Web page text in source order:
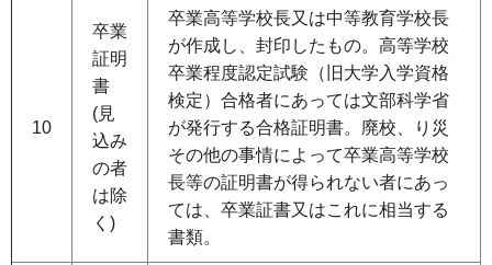
10
卒業
証明
書
(見
込み
の者
は除
く)
卒業高等学校長又は中等教育学校長
が作成し、封印したもの。高等学校
卒業程度認定試験（旧大学入学資格
検定）合格者にあっては文部科学省
が発行する合格証明書。廃校、り災
その他の事情によって卒業高等学校
長等の証明書が得られない者にあっ
ては、卒業証書又はこれに相当する
書類。